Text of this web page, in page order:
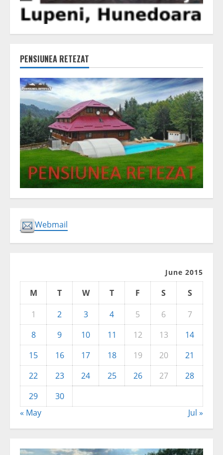
PENSIUNEA RETEZAT
Webmail
June 2015
M T W T F S
S
1
2 3 4 5 6
7
8
9 10 11 12 13
14
15
16 17 18 19 20
21
22
23 24 25 26 27
28
29
30
« May
Jul »